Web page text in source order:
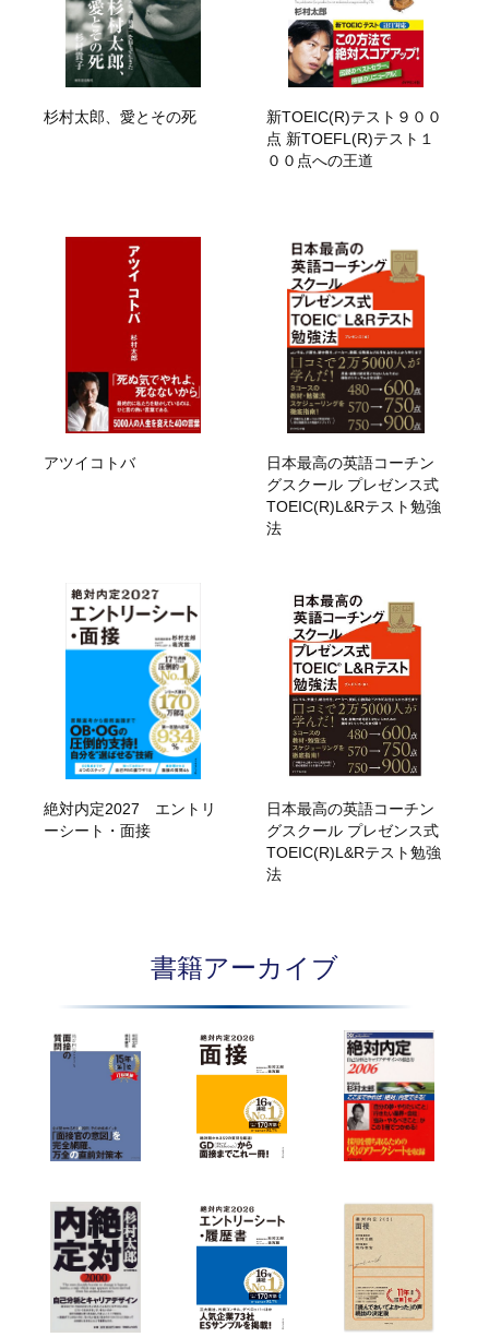
杉村太郎、愛とその死
新TOEIC(R)テスト９００
点 新TOEFL(R)テスト１
００点への王道
アツイコトバ
日本最高の英語コーチン
グスクール プレゼンス式
TOEIC(R)L&Rテスト勉強
法
絶対内定2027 エントリ
ーシート・面接
日本最高の英語コーチン
グスクール プレゼンス式
TOEIC(R)L&Rテスト勉強
法
書籍アーカイブ